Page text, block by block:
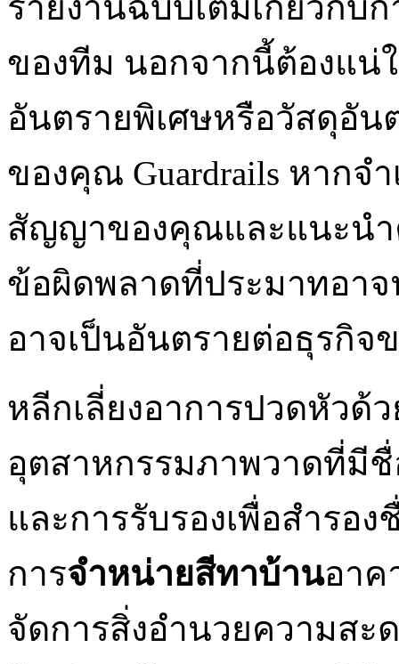
รายงานฉบับเต็มเกี่ยวกับ
ของทีม นอกจากนี้ต้องแน่
อันตรายพิเศษหรือวัสดุอัน
ของคุณ Guardrails หากจ
สัญญาของคุณและแนะนำ
ข้อผิดพลาดที่ประมาทอา
อาจเป็นอันตรายต่อธุรกิจ
หลีกเลี่ยงอาการปวดหัวด้
อุตสาหกรรมภาพวาดที่มี
และการรับรองเพื่อสำรอ
การจำหน่ายสีทาบ้านอาค
จัดการสิ่งอำนวยความส